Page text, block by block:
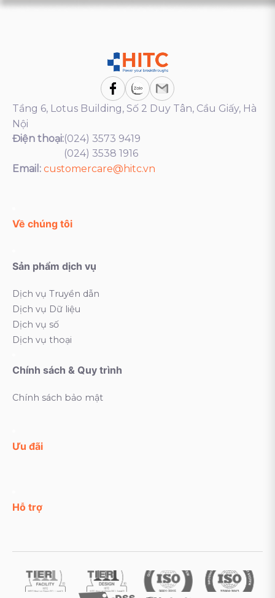
Tầng 6, Lotus Building, Số 2 Duy Tân, Cầu Giấy, Hà
Nội
Điện thoại:(024) 3573 9419
(024) 3538 1916
Email: customercare@hitc.vn
Về chúng tôi
Sản phẩm dịch vụ
Dịch vụ Truyền dẫn
Dịch vụ Dữ liệu
Dịch vụ số
Dịch vụ thoại
Chính sách & Quy trình
Chính sách bảo mật
Ưu đãi
Hỗ trợ